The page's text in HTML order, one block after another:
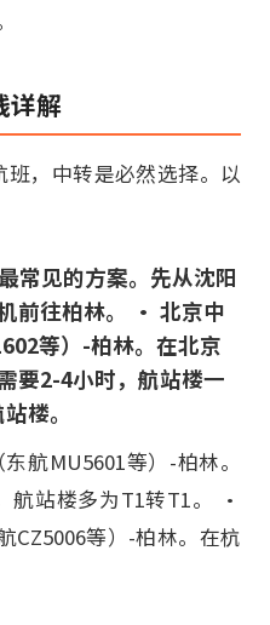
详解
，中转是必然选择。以
常见的方案。先从沈阳
前往柏林。 • 北京中
等）-柏林。在北京
要2-4小时，航站楼一
楼。
航MU5601等）-柏林。
航站楼多为T1转T1。 •
CZ5006等）-柏林。在杭